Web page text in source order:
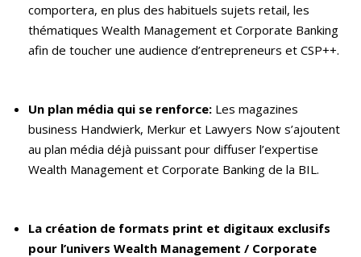
comportera, en plus des habituels sujets retail, les
thématiques Wealth Management et Corporate Banking
afin de toucher une audience d’entrepreneurs et CSP++.
Un plan média qui se renforce: Les magazines
business Handwierk, Merkur et Lawyers Now s’ajoutent
au plan média déjà puissant pour diffuser l’expertise
Wealth Management et Corporate Banking de la BIL.
La création de formats print et digitaux exclusifs
pour l’univers Wealth Management / Corporate